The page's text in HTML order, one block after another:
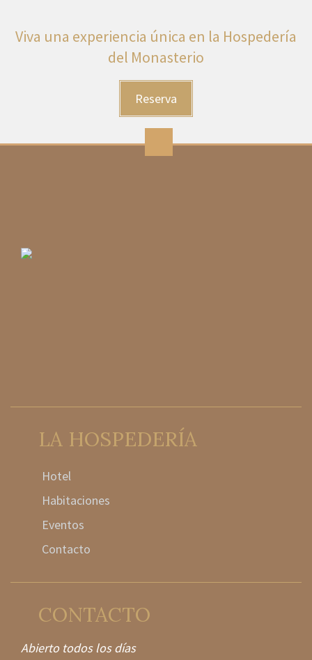
Viva una experiencia única en la Hospedería
del Monasterio
Reserva
LA HOSPEDERÍA
Hotel
Habitaciones
Eventos
Contacto
CONTACTO
Abierto todos los días